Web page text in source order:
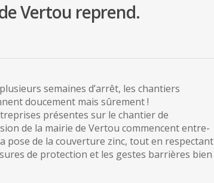
Vertou reprend.
semaines d’arrêt, les chantiers
doucement mais sûrement !
présentes sur le chantier de
de la mairie de Vertou commencent entre-
pose de la couverture zinc, tout en respectant
de protection et les gestes barrières bien